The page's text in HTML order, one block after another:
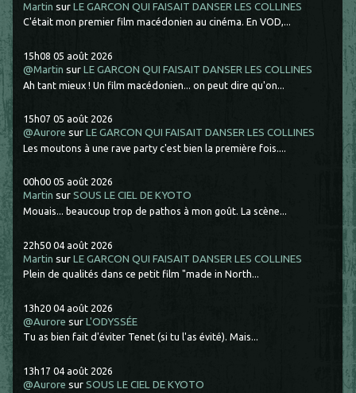
Martin surLE GARCON QUI FAISAIT DANSER LES COLLINES
C'était mon premier film macédonien au cinéma. En VOD,...
15h08 05 août 2026
@Martin surLE GARCON QUI FAISAIT DANSER LES COLLINES
Ah tant mieux ! Un film macédonien... on peut dire qu'on...
15h07 05 août 2026
@Aurore surLE GARCON QUI FAISAIT DANSER LES COLLINES
Les moutons à une rave party c'est bien la première fois....
00h00 05 août 2026
Martin surSOUS LE CIEL DE KYOTO
Mouais... beaucoup trop de pathos à mon goût. La scène...
22h50 04 août 2026
Martin surLE GARCON QUI FAISAIT DANSER LES COLLINES
Plein de qualités dans ce petit film "made in North...
13h20 04 août 2026
@Aurore surL'ODYSSÉE
Tu as bien fait d'éviter Tenet (si tu l'as évité). Mais...
13h17 04 août 2026
@Aurore surSOUS LE CIEL DE KYOTO